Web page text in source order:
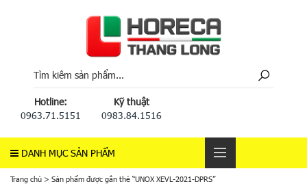
Hotline:
0963.71.5151
Kỹ thuật
0983.84.1516
DANH MỤC SẢN PHẨM
Trang chủ > Sản phẩm được gắn thẻ “UNOX XEVL-2021-DPRS”